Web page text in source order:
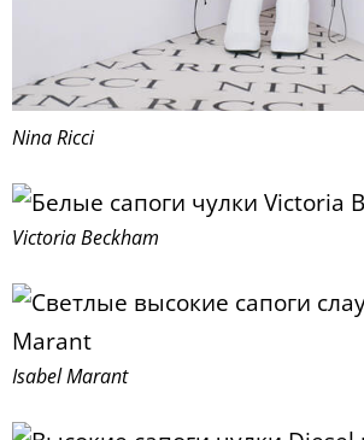
Nina Ricci
Victoria Beckham
Isabel Marant